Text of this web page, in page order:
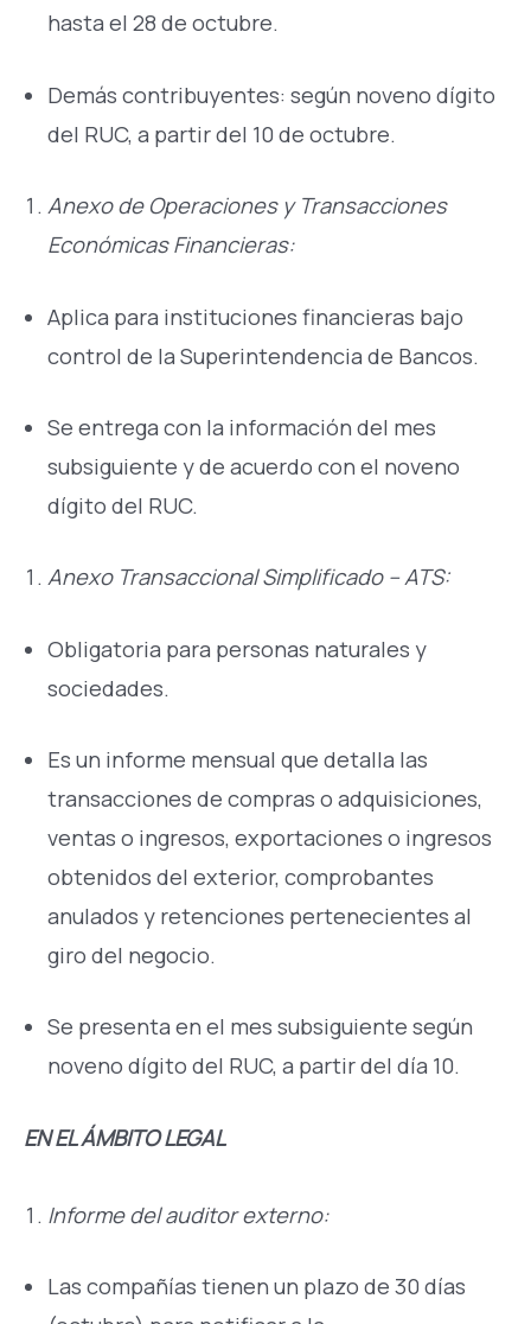
hasta el 28 de octubre.
Demás contribuyentes: según noveno dígito
del RUC, a partir del 10 de octubre.
Anexo de Operaciones y Transacciones
Económicas Financieras:
Aplica para instituciones financieras bajo
control de la Superintendencia de Bancos.
Se entrega con la información del mes
subsiguiente y de acuerdo con el noveno
dígito del RUC.
Anexo Transaccional Simplificado – ATS:
Obligatoria para personas naturales y
sociedades.
Es un informe mensual que detalla las
transacciones de compras o adquisiciones,
ventas o ingresos, exportaciones o ingresos
obtenidos del exterior, comprobantes
anulados y retenciones pertenecientes al
giro del negocio.
Se presenta en el mes subsiguiente según
noveno dígito del RUC, a partir del día 10.
EN EL ÁMBITO LEGAL
Informe del auditor externo:
Las compañías tienen un plazo de 30 días